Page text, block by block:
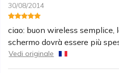
30/08/2014
ciao: buon wireless semplice,
schermo dovrà essere più
Vedi originale